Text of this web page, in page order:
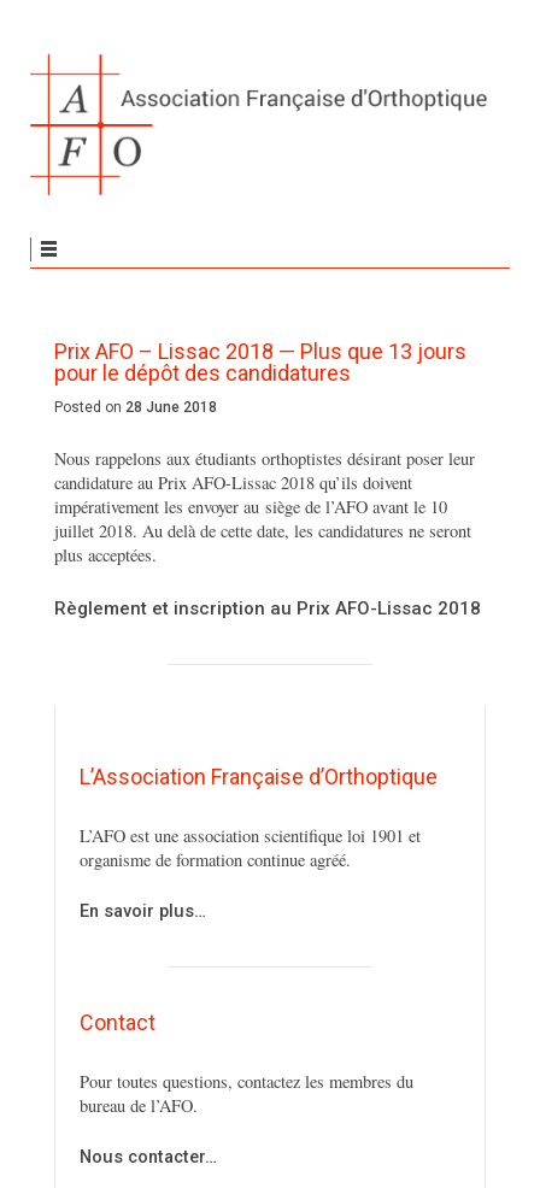
Prix AFO – Lissac 2018 — Plus que 13 jours
pour le dépôt des candidatures
Posted on 28 June 2018
Nous rappelons aux étudiants orthoptistes désirant poser leur
candidature au Prix AFO-Lissac 2018 qu’ils doivent
impérativement les envoyer au siège de l’AFO avant le 10
juillet 2018. Au delà de cette date, les candidatures ne seront
plus acceptées.
Règlement et inscription au Prix AFO-Lissac 2018
L’Association Française d’Orthoptique
L’AFO est une association scientifique loi 1901 et
organisme de formation continue agréé.
En savoir plus…
Contact
Pour toutes questions, contactez les membres du
bureau de l’AFO.
Nous contacter…